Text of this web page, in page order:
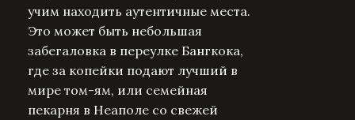
учим находить аутентичные места.
Это может быть небольшая
забегаловка в переулке Бангкока,
где за копейки подают лучший в
мире том-ям, или семейная
пекарня в Неаполе со свежей